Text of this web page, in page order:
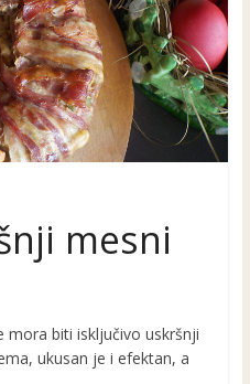
mesni
mora biti isključivo uskršnji
ukusan je i efektan, a